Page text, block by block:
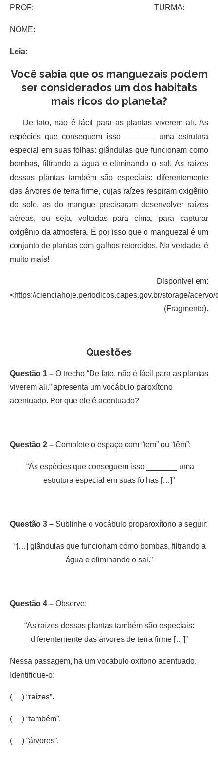
PROF: TURMA:
NOME:
Leia:
Você sabia que os manguezais podem
ser considerados um dos habitats
mais ricos do planeta?
De fato, não é fácil para as plantas viverem ali. As
espécies que conseguem isso _______ uma estrutura
especial em suas folhas: glândulas que funcionam como
bombas, filtrando a água e eliminando o sal. As raízes
dessas plantas também são especiais: diferentemente
das árvores de terra firme, cujas raízes respiram oxigênio
do solo, as do mangue precisaram desenvolver raízes
aéreas, ou seja, voltadas para cima, para capturar
oxigênio da atmosfera. É por isso que o manguezal é um
conjunto de plantas com galhos retorcidos. Na verdade, é
muito mais!
Disponível em:
<https://cienciahoje.periodicos.capes.gov.br/storage/acervo/
(Fragmento).
Questões
Questão 1 – O trecho “De fato, não é fácil para as plantas
viverem ali.” apresenta um vocábulo paroxítono
acentuado. Por que ele é acentuado?
Questão 2 – Complete o espaço com “tem” ou “têm”:
“As espécies que conseguem isso _______ uma
estrutura especial em suas folhas […]”
Questão 3 – Sublinhe o vocábulo proparoxítono a seguir:
“[…] glândulas que funcionam como bombas, filtrando a
água e eliminando o sal.”
Questão 4 – Observe:
“As raízes dessas plantas também são especiais:
diferentemente das árvores de terra firme […]”
Nessa passagem, há um vocábulo oxítono acentuado.
Identifique-o:
( ) “raízes”.
( ) “também”.
( ) “árvores”.